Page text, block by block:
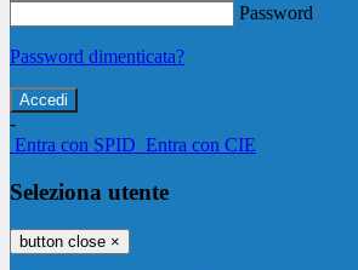
Password
Password dimenticata?
-
Entra con SPID Entra con CIE
Seleziona utente
button close ×